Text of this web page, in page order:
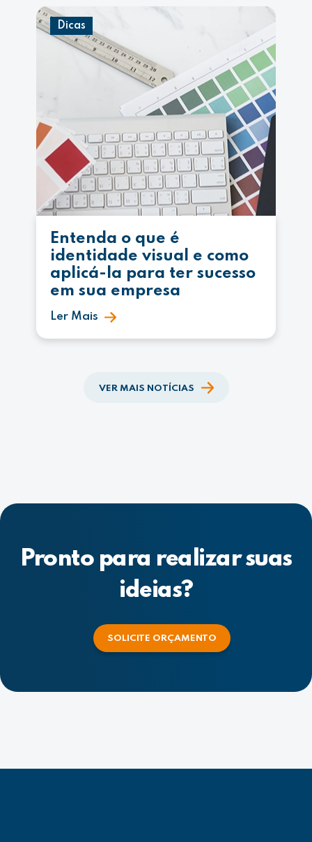
Dicas
Entenda o que é
identidade visual e como
aplicá-la para ter sucesso
em sua empresa
Ler Mais
VER MAIS NOTÍCIAS
Pronto para realizar suas
ideias?
SOLICITE ORÇAMENTO